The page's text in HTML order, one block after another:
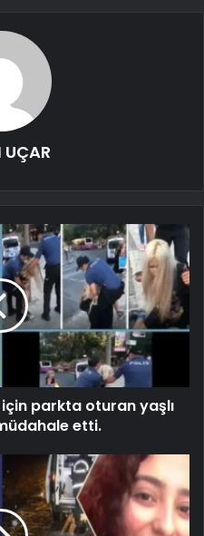
UÇAR
için parkta oturan yaşlı
etti.